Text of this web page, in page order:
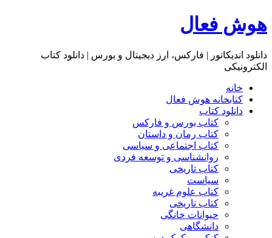
هوش فعال
دانلود اندیکاتور | فارکس، ارز دیجیتال و بورس | دانلود کتاب
الکترونیکی
خانه
کتابخانه هوش فعال
دانلود کتاب
کتاب بورس و فارکس
کتاب رمان و داستان
کتاب اجتماعی و سیاسی
روانشناسی و توسعه فردی
کتاب تاریخی
سیاست
کتاب علوم غریبه
کتاب تاریخی
حیوانات خانگی
دانشگاهی